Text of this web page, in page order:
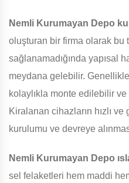
Nemli Kurumayan Depo
oluşturan bir firma olarak bu
sağlanamadığında yapısal
meydana gelebilir. Genellikle
kolaylıkla monte edilebilir
Kiralanan cihazların hızlı
kurulumu ve devreye
Nemli Kurumayan Depo
sel felaketleri hem maddi